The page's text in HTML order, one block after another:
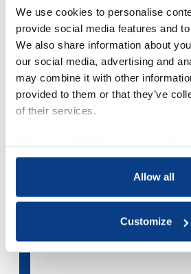
We use cookies to personalise
provide social media features and
We also share information about
our social media, advertising and
may combine it with other
provided to them or that they’ve
of their services.
process your information.
Allow all
Customize
Je e-mailadres *
Telefoonnummer
Je bericht *